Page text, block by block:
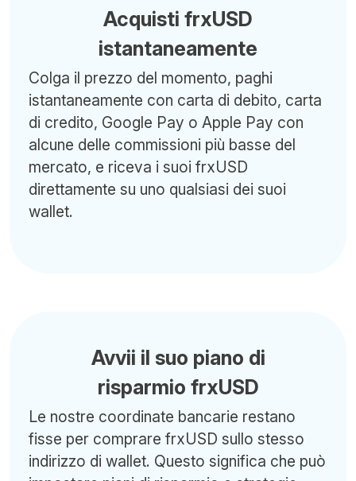
Acquisti frxUSD
istantaneamente
Colga il prezzo del momento, paghi
istantaneamente con carta di debito, carta
di credito, Google Pay o Apple Pay con
alcune delle commissioni più basse del
mercato, e riceva i suoi frxUSD
direttamente su uno qualsiasi dei suoi
wallet.
Avvii il suo piano di
risparmio frxUSD
Le nostre coordinate bancarie restano
fisse per comprare frxUSD sullo stesso
indirizzo di wallet. Questo significa che può